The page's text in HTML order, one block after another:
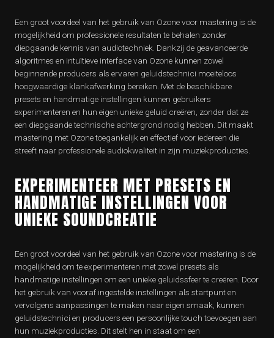
Een groot voordeel van het gebruik van Ozone voor mastering is de
mogelijkheid om professionele resultaten te behalen zonder
diepgaande kennis van audiotechniek. Dankzij de geavanceerde
algoritmes en intuïtieve interface van Ozone kunnen zowel
beginnende producers als ervaren geluidstechnici moeiteloos
hoogwaardige klankafwerking bereiken. Met de beschikbare
presets en handmatige instellingen kunnen gebruikers
experimenteren en hun eigen unieke geluid creëren, zonder dat ze
een diepgaande technische achtergrond nodig hebben. Dit maakt
mastering met Ozone toegankelijk en effectief voor iedereen die
streeft naar professionele audiokwaliteit in zijn muziekproducties.
EXPERIMENTEER MET PRESETS EN
HANDMATIGE INSTELLINGEN VOOR
UNIEKE SOUNDCREATIE
Een groot voordeel van het gebruik van Ozone voor mastering is de
mogelijkheid om te experimenteren met zowel presets als
handmatige instellingen om een unieke geluidssfeer te creëren. Door
het gebruik van vooraf ingestelde instellingen als startpunt en
vervolgens aanpassingen te maken naar eigen smaak, kunnen
geluidstechnici en producers een persoonlijke touch toevoegen aan
hun muziekproducties. Dit stelt hen in staat om een